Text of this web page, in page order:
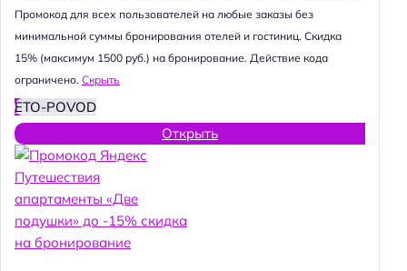
Промокод для всех пользователей на любые заказы без
минимальной суммы бронирования отелей и гостиниц. Скидка
15% (максимум 1500 руб.) на бронирование. Действие кода
ограничено. Скрыть
ETO-POVOD
Открыть